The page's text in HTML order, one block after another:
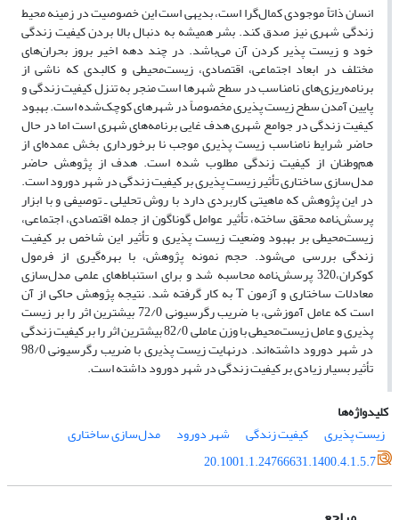
انسان ذاتاً موجودی کمال‌گرا است، بدیهی است این خصوصیت در زمینه محیط
زندگی شهری نیز صدق کند. بشر همیشه به دنبال بالا بردن کیفیت زندگی
خود و زیست پذیر کردن آن می‌باشد. در چند دهه اخیر بروز بحران‌های
مختلف در ابعاد اجتماعی، اقتصادی، زیست‌محیطی و کالبدی که ناشی از
برنامه‌ریزی‌های نامناسب در سطح شهرها است منجر به تنزل کیفیت زندگی و
پایین آمدن سطح زیست پذیری مخصوصاً در شهرهای کوچک‌شده است. بهبود
کیفیت زندگی در جوامع شهری هدف غایی برنامه‌های شهری است اما در حال
حاضر شرایط نامناسب زیست پذیری موجب نا برخورداری بخش عمده‌ای از
هم‌وطنان از کیفیت زندگی مطلوب شده است. هدف از پژوهش حاضر
مدل‌سازی ساختاری تأثیر زیست پذیری بر کیفیت زندگی در شهر دورود است.
در این پژوهش که ماهیتی کاربردی دارد با روش تحلیلی ـ توصیفی و با ابزار
پرسش‌نامه محقق ساخته، تأثیر عوامل گوناگون از جمله اقتصادی، اجتماعی،
زیست‌محیطی بر بهبود وضعیت زیست پذیری و تأثیر این شاخص بر کیفیت
زندگی بررسی می‌شود. حجم نمونه پژوهش، با بهره‌گیری از فرمول
کوکران،320 پرسش‌نامه محاسبه شد و برای استنباط‌های علمی مدل‌سازی
معادلات ساختاری و آزمون T به کار گرفته شد. نتیجه پژوهش حاکی از آن
است که عامل آموزشی، با ضریب رگرسیونی 72/0 بیشترین اثر را بر زیست
پذیری و عامل زیست‌محیطی با وزن عاملی 82/0 بیشترین اثر را بر کیفیت زندگی
در شهر دورود داشته‌اند. درنهایت زیست پذیری با ضریب رگرسیونی 98/0
تأثیر بسیار زیادی بر کیفیت زندگی در شهر دورود داشته است.
کلیدواژه‌ها
زیست پذیری
کیفیت زندگی شهر دورود
مدل‌سازی ساختاری
20.1001.1.24766631.1400.4.1.5.7